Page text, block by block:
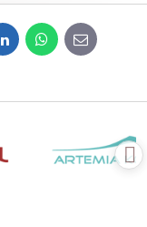
LinkedInWhatsApp
E-
mail